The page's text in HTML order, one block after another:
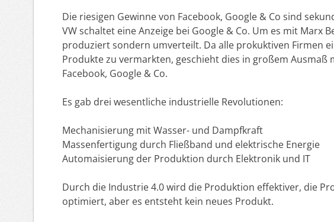
Die riesigen Gewinne von Facebook, Google & Co sind
VW schaltet eine Anzeige bei Google & Co. Um es mit Marx
produziert sondern umverteilt. Da alle prokuktiven Firmen
Produkte zu vermarkten, geschieht dies in großem
Facebook, Google & Co.
Es gab drei wesentliche industrielle Revolutionen:
Mechanisierung mit Wasser- und Dampfkraft
Massenfertigung durch Fließband und elektrische Energie
Automaisierung der Produktion durch Elektronik und IT
Durch die Industrie 4.0 wird die Produktion effektiver, die
optimiert, aber es entsteht kein neues Produkt.